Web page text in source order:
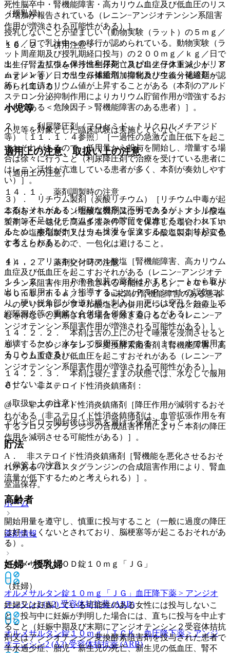
（授乳婦）
授乳しないことが望ましい（動物実験（ラット）の５ｍｇ／
ｋｇ／日で乳汁中への移行が認められている。動物実験（ラ
ット周産期及び授乳期経口投与）の２００ｍｇ／ｋｇ／日で
出生仔腎盂拡張を伴う出生仔死亡及び出生仔体重減少が、８
ｍｇ／ｋｇ／日で出生仔体重増加抑制及び生後分化遅延が認
められている）。
小児等
小児等を対象とした臨床試験は実施していない。
適用上の注意、取扱い上の注意
（適用上の注意）
１４．１． 薬剤調製時の注意
本剤をメトホルミン塩酸塩製剤又はカモスタットメシル酸塩
製剤等と一包化し高温多湿条件下にて保存した場合、メトホ
ルミン塩酸塩製剤又はカモスタットメシル酸塩製剤等が変色
することがあるので、一包化は避けること。
１４．２． 薬剤交付時の注意
１４．２．１． ＰＴＰ包装の薬剤はＰＴＰシートから取り
出して服用するよう指導すること（ＰＴＰシートの誤飲によ
り、硬い鋭角部が食道粘膜へ刺入し、更には穿孔をおこして
縦隔洞炎等の重篤な合併症を併発することがある）。
１４．２．２． 本剤は舌の上にのせて唾液を浸潤させると
崩壊するため、水なしで服用可能である（また、水で服用す
ることもできる）。
１４．２．３． 本剤は寝たままの状態では、水なしで服用
させないこと。
（取扱い上の注意）
アルミピロー開封後は湿気を避けて保存すること。
貯法
（保管上の注意）
室温保存。
ホーム
薬剤情報
オルメサルタンＯＤ錠１０ｍｇ「ＪＧ」
オルメサルタン錠１０ｍｇ「ＪＧ」
血圧降下薬 > アンジオ
テンシン2 (A2) 受容体拮抗薬 (ARB)
オルメサルタン錠１０ｍｇ「ＴＣＫ」血圧降下薬 > アンジ
オテンシン2 (A2) 受容体拮抗薬 (ARB)
死性脳卒中・腎機能障害・高カリウム血症及び低血圧のリス
ク増加が報告されている（レニン−アンジオテンシン系阻害
作用が増強される可能性がある）］。
１０．２． 併用注意：
１）． カリウム保持性利尿剤（スピロノラクトン、トリア
ムテレン等）、カリウム補給剤（塩化カリウム＜補給剤＞
等）［血清カリウム値が上昇することがある（本剤のアルド
ステロン分泌抑制作用によりカリウム貯留作用が増強するお
それがある＜危険因子＞腎機能障害のある患者）］。
２）． 利尿降圧剤（フロセミド、トリクロルメチアジド
等）〔１１．１．４参照〕［一過性の急激な血圧低下を起こ
すおそれがあるので、低用量から投与を開始し、増量する場
合は徐々に行うこと（利尿降圧剤で治療を受けている患者に
はレニン活性が亢進している患者が多く、本剤が奏効しやす
い）］。
３）． リチウム製剤（炭酸リチウム）［リチウム中毒が起
こるおそれがある（明確な機序は不明であるが、ナトリウム
イオン不足はリチウムイオンの貯留を促進するといわれてい
るため、本剤がナトリウム排泄を促進することにより起こる
と考えられる）］。
４）． アリスキレンフマル酸塩［腎機能障害、高カリウム
血症及び低血圧を起こすおそれがある（レニン−アンジオテ
ンシン系阻害作用が増強される可能性がある）。ｅＧＦＲが
６０ｍＬ／ｍｉｎ／１．７３u未満の腎機能障害のある患者
へのアリスキレンフマル酸塩との併用については、治療上や
むを得ないと判断される場合を除き避けること（レニン−ア
ンジオテンシン系阻害作用が増強される可能性がある）］。
５）． アンジオテンシン変換酵素阻害剤［腎機能障害、高
カリウム血症及び低血圧を起こすおそれがある（レニン−ア
ンジオテンシン系阻害作用が増強される可能性がある）］。
６）． 非ステロイド性消炎鎮痛剤：
@． 非ステロイド性消炎鎮痛剤［降圧作用が減弱するおそ
れがある（非ステロイド性消炎鎮痛剤は、血管拡張作用を有
するプロスタグランジンの合成阻害作用により、本剤の降圧
作用を減弱させる可能性がある）］。
A． 非ステロイド性消炎鎮痛剤［腎機能を悪化させるおそ
れがある（プロスタグランジンの合成阻害作用により、腎血
流量が低下するためと考えられる）］。
高齢者
開始用量を遵守し、慎重に投与すること（一般に過度の降圧
は好ましくないとされており、脳梗塞等が起こるおそれがあ
る）。
妊婦・授乳婦
（妊婦）
妊婦又は妊娠している可能性のある女性には投与しないこ
と。投与中に妊娠が判明した場合には、直ちに投与を中止す
ること（妊娠中期及び末期にアンジオテンシン２受容体拮抗
剤又はアンジオテンシン変換酵素阻害剤を投与された患者で
羊水過少症、胎児・新生児の死亡、新生児の低血圧、腎不